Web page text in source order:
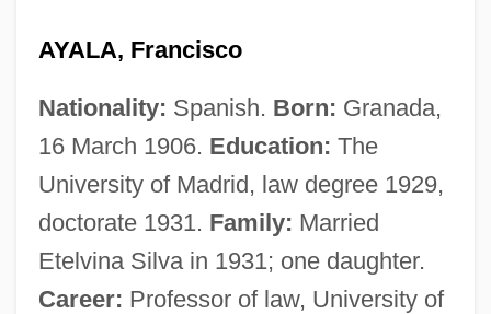
AYALA, Francisco
Nationality: Spanish. Born: Granada,
16 March 1906. Education: The
University of Madrid, law degree 1929,
doctorate 1931. Family: Married
Etelvina Silva in 1931; one daughter.
Career: Professor of law, University of